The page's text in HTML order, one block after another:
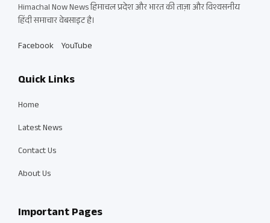
Himachal Now News हिमाचल प्रदेश और भारत की ताज़ा और विश्वसनीय
हिंदी समाचार वेबसाइट है।
Facebook YouTube
Quick Links
Home
Latest News
Contact Us
About Us
Important Pages